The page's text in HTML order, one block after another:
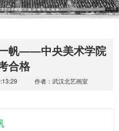
帆——中央美术学院
合格
作者：武汉北艺画室